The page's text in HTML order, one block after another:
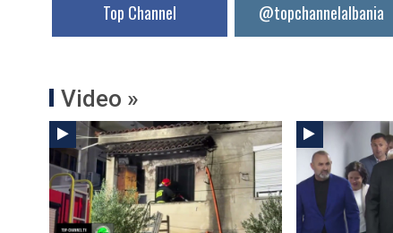
Top Channel @topchannelalbania
Video »